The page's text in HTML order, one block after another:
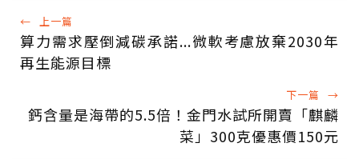
← 上一篇
算力需求壓倒減碳承諾...微軟考慮放棄2030年
再生能源目標
下一篇 →
鈣含量是海帶的5.5倍！金門水試所開賣「麒麟
菜」300克優惠價150元